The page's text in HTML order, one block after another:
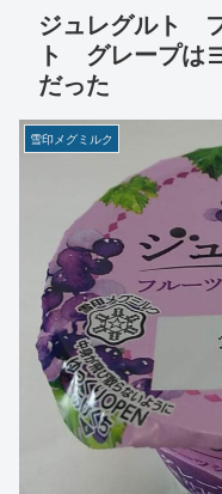
ジュレグルト
ト グレープは
だった
雪印メグミルク